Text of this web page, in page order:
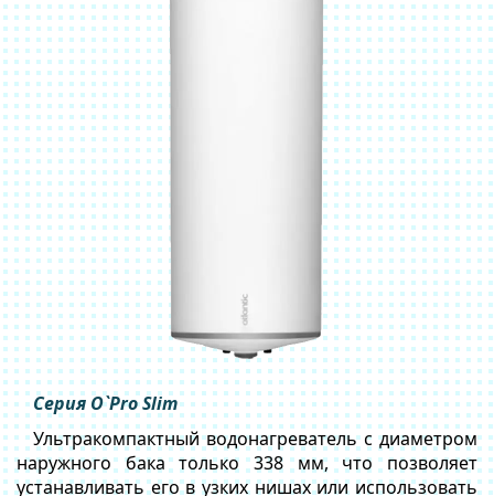
Серия O`Pro Slim
Ультракомпактный водонагреватель с диаметром
наружного бака только 338 мм, что позволяет
устанавливать его в узких нишах или использовать